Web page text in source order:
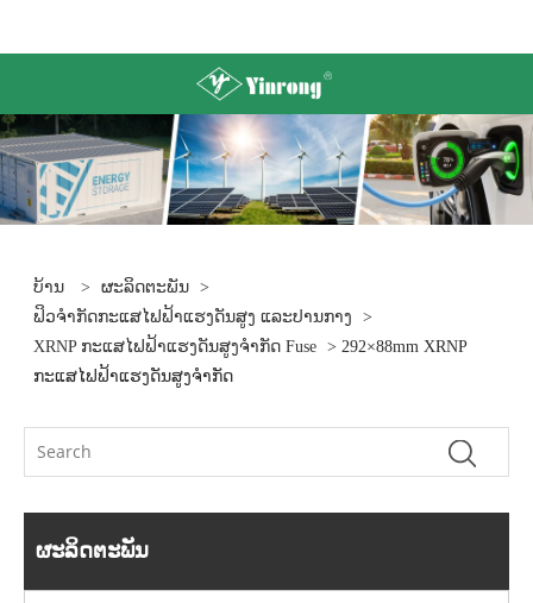
ບ້ານ > ຜະລິດຕະພັນ >
ຟິວຈຳກັດກະແສໄຟຟ້າແຮງດັນສູງ ແລະປານກາງ
>
XRNP ກະແສໄຟຟ້າແຮງດັນສູງຈຳກັດ Fuse > 292×88mm XRNP
ກະແສໄຟຟ້າແຮງດັນສູງຈຳກັດ
ຜະລິດຕະພັນ